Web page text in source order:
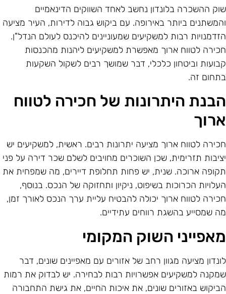
ההשכרה בלונדון נחשב לאחד השווקים הדינאמיים
ביותר באירופה. עם ביקוש גבוה לדירות, העיר מציעה
רבות למשקיעים שמעוניינים להיכנס לעולם הנדל"ן.
לטווח ארוך מאפשרת למשקיעים ליהנות מהכנסות
וביטחון כלכלי, דבר שמושך רבים לשקול השקעות
זה.
היתרונות של חכירה לטווח
לטווח ארוך מציעה יתרונות רבים. ראשית, למשקיעים יש
תזרימית, שכן השוכרים מחויבים לשלם שכר דירה על פני
ארוכה. שנית, יש פחות תחלופת דיירים, מה שמפחית את
הכרוכות בשיפוט, ניקיון ותחזוקה של הנכס. בנוסף,
לטווח ארוך יכולה להבטיח עליית ערך הנכס לאורך זמן,
שמסייע בהשגת רווחים עתידיים.
השוק המקומי
מציעה מגוון רחב של אזורים עם מאפיינים שונים, דבר
למשקיעים אפשרויות רבות לבחירה. יש לבדוק את רמות
באזורים שונים, את איכות החיים, את גישת התחבורה